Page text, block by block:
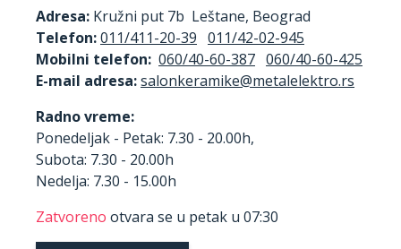
Adresa: Kružni put 7b Leštane, Beograd
Telefon:011/411-20-39 011/42-02-945
Mobilni telefon: 060/40-60-387 060/40-60-425
E-mail adresa:
Radno vreme:
Ponedeljak - Petak: 7.30 - 20.00h,
Subota: 7.30 - 20.00h
Nedelja: 7.30 - 15.00h
Zatvoreno otvara se u petak u 07:30